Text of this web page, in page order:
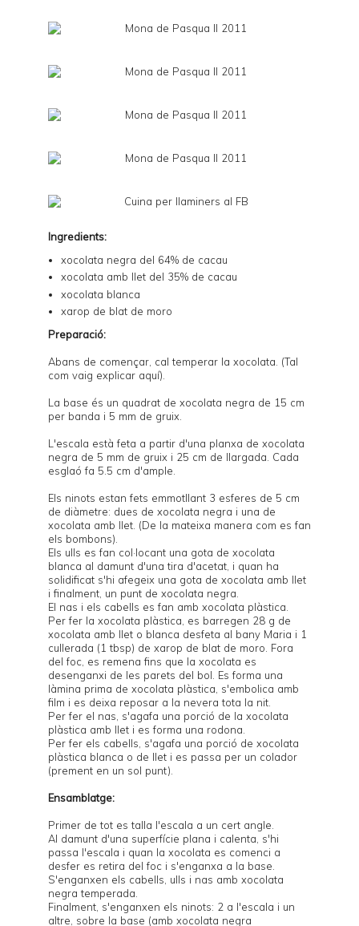
Ingredients:
xocolata negra del 64% de cacau
xocolata amb llet del 35% de cacau
xocolata blanca
xarop de blat de moro
Preparació:
Abans de començar, cal temperar la xocolata. (Tal
com vaig explicar aquí).
La base és un quadrat de xocolata negra de 15 cm
per banda i 5 mm de gruix.
L'escala està feta a partir d'una planxa de xocolata
negra de 5 mm de gruix i 25 cm de llargada. Cada
esglaó fa 5.5 cm d'ample.
Els ninots estan fets emmotllant 3 esferes de 5 cm
de diàmetre: dues de xocolata negra i una de
xocolata amb llet. (De la mateixa manera com es fan
els bombons).
Els ulls es fan col·locant una gota de xocolata
blanca al damunt d'una tira d'acetat, i quan ha
solidificat s'hi afegeix una gota de xocolata amb llet
i finalment, un punt de xocolata negra.
El nas i els cabells es fan amb xocolata plàstica.
Per fer la xocolata plàstica, es barregen 28 g de
xocolata amb llet o blanca desfeta al bany Maria i 1
cullerada (1 tbsp) de xarop de blat de moro. Fora
del foc, es remena fins que la xocolata es
desenganxi de les parets del bol. Es forma una
làmina prima de xocolata plàstica, s'embolica amb
film i es deixa reposar a la nevera tota la nit.
Per fer el nas, s'agafa una porció de la xocolata
plàstica amb llet i es forma una rodona.
Per fer els cabells, s'agafa una porció de xocolata
plàstica blanca o de llet i es passa per un colador
(prement en un sol punt).
Ensamblatge:
Primer de tot es talla l'escala a un cert angle.
Al damunt d'una superfície plana i calenta, s'hi
passa l'escala i quan la xocolata es comenci a
desfer es retira del foc i s'enganxa a la base.
S'enganxen els cabells, ulls i nas amb xocolata
negra temperada.
Finalment, s'enganxen els ninots: 2 a l'escala i un
altre, sobre la base (amb xocolata negra